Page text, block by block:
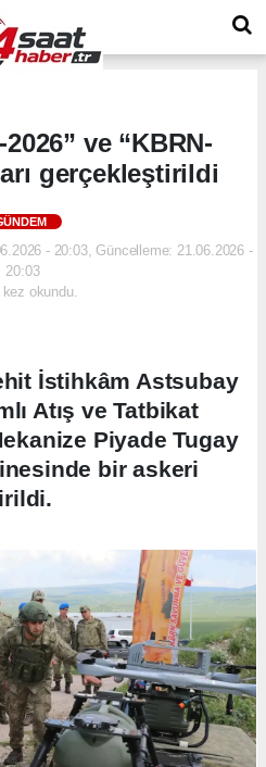
ve “KBRN-
gerçekleştirildi
- 20:03, Güncelleme: 21.06.2026 -
20:03
okundu.
İstihkâm Astsubay
Atış ve Tatbikat
Piyade Tugay
bir askeri